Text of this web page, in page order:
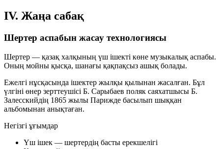
IV. Жаңа сабақ
Шертер аспабын жасау технологиясы
Шертер — қазақ халқының үш ішекті көне музыкалық аспабы.
Оның мойны қысқа, шанағы қақпақсыз ашық болады.
Ежелгі нұсқасында ішектер жылқы қылынан жасалған. Бұл
үлгіні өнер зерттеушісі Б. Сарыбаев поляк саяхатшысы Б.
Залесскийдің 1865 жылы Парижде басылып шыққан
альбомынан анықтаған.
Негізгі ұғымдар
Үш ішек — шертердің басты ерекшелігі